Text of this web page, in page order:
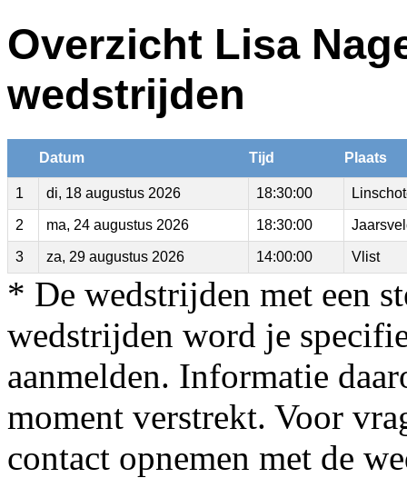
Overzicht Lisa
wedstrijden
Datum Tijd Plaats
1 di, 18 augustus 2026 18:30:00
2 ma, 24 augustus 2026 18:30:00
3 za, 29 augustus 2026 14:00:00 Vlist
* De wedstrijden met een
wedstrijden word je
aanmelden. Informatie
moment verstrekt. Voor
contact opnemen met de